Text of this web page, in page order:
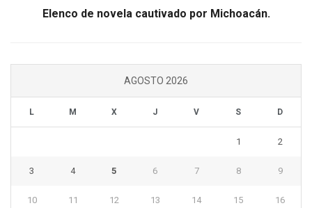
Elenco de novela cautivado por Michoacán.
AGOSTO 2026
L M X J V S D
1 2
3 4 5 6 7 8 9
10 11 12 13 14 15 16